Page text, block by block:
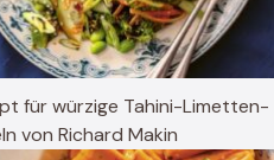
für würzige Tahini-Limetten-
von Richard Makin